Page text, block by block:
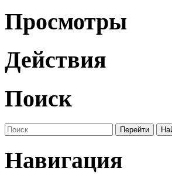
Просмотры
Действия
Поиск
Навигация